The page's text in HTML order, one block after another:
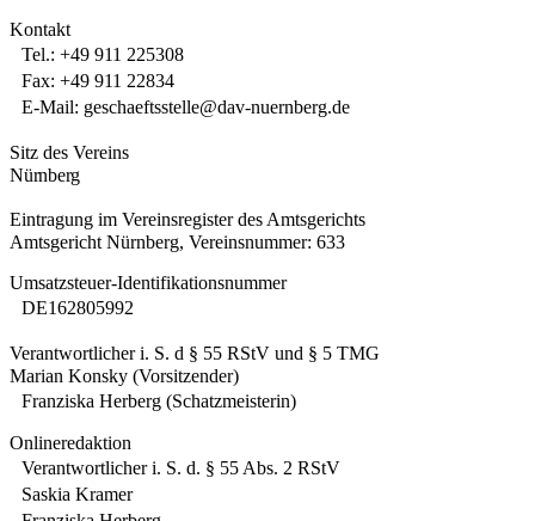
Kontakt
Tel.: +49 911 225308
Fax: +49 911 22834
E-Mail: geschaeftsstelle@dav-nuernberg.de
Sitz des Vereins
Nürnberg
Eintragung im Vereinsregister des Amtsgerichts
Amtsgericht Nürnberg, Vereinsnummer: 633
Umsatzsteuer-Identifikationsnummer
DE162805992
Verantwortlicher i. S. d § 55 RStV und § 5 TMG
Marian Konsky (Vorsitzender)
Franziska Herberg (Schatzmeisterin)
Onlineredaktion
Verantwortlicher i. S. d. § 55 Abs. 2 RStV
Saskia Kramer